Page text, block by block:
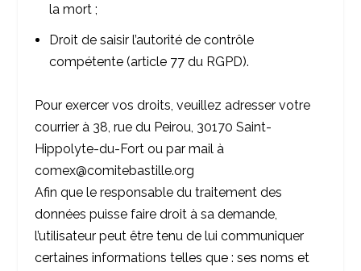
la mort ;
Droit de saisir l’autorité de contrôle
compétente (article 77 du RGPD).
Pour exercer vos droits, veuillez adresser votre
courrier à 38, rue du Peirou, 30170 Saint-
Hippolyte-du-Fort ou par mail à
comex@comitebastille.org
Afin que le responsable du traitement des
données puisse faire droit à sa demande,
l’utilisateur peut être tenu de lui communiquer
certaines informations telles que : ses noms et